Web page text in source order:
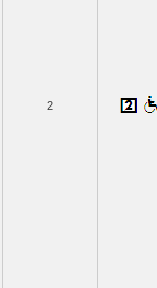
2